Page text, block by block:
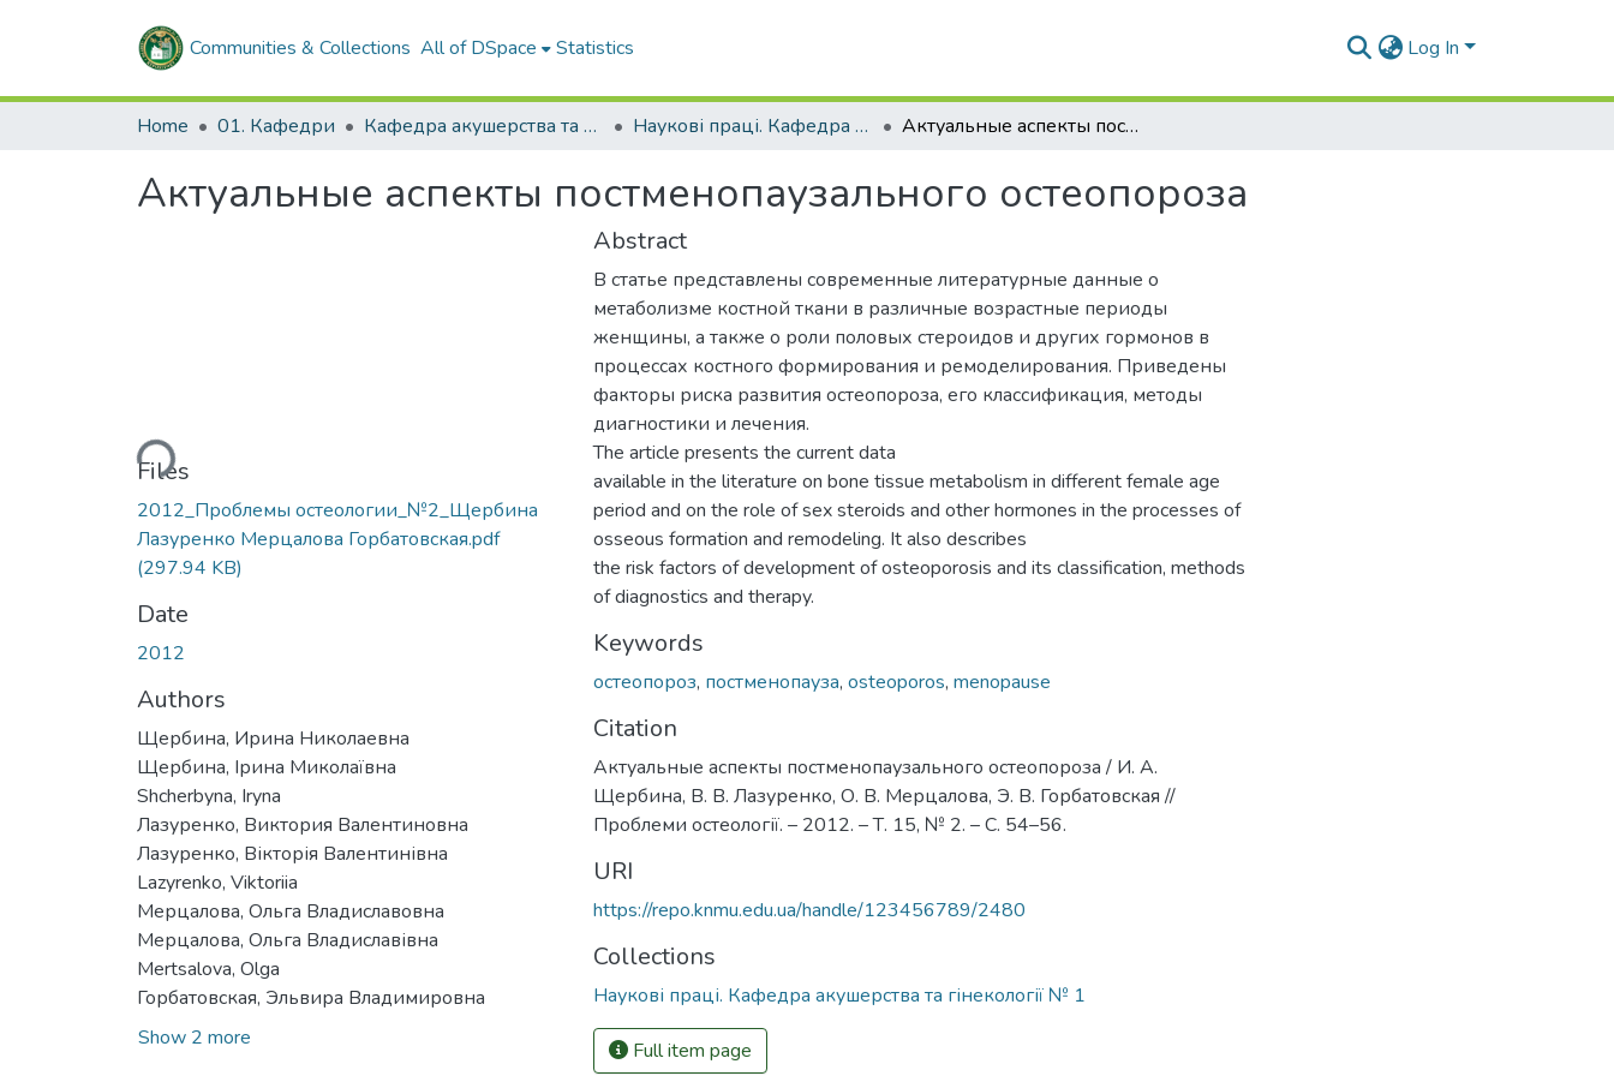
Communities & Collections All of DSpace Statistics Log In
Home 01. Кафедри Кафедра акушерства та гінекології № 1 Наукові праці. Кафедра акушерства та гінекології № 1 Актуальные аспекты постменопаузального остеопороза
Актуальные аспекты постменопаузального остеопороза
Loading...
Files
2012_Проблемы остеологии_№2_Щербина
Лазуренко Мерцалова Горбатовская.pdf
(297.94 KB)
Date
2012
Authors
Щербина, Ирина Николаевна
Щербина, Ірина Миколаївна
Shcherbyna, Iryna
Лазуренко, Виктория Валентиновна
Лазуренко, Вікторія Валентинівна
Lazyrenko, Viktoriia
Мерцалова, Ольга Владиславовна
Мерцалова, Ольга Владиславівна
Mertsalova, Olga
Горбатовская, Эльвира Владимировна
Show 2 more
Abstract
В статье представлены современные литературные данные о
метаболизме костной ткани в различные возрастные периоды
женщины, а также о роли половых стероидов и других гормонов в
процессах костного формирования и ремоделирования. Приведены
факторы риска развития остеопороза, его классификация, методы
диагностики и лечения.
The article presents the current data
available in the literature on bone tissue metabolism in different female age
period and on the role of sex steroids and other hormones in the processes of
osseous formation and remodeling. It also describes
the risk factors of development of osteoporosis and its classification, methods
of diagnostics and therapy.
Keywords
остеопороз, постменопауза, osteoporos, menopause
Citation
Актуальные аспекты постменопаузального остеопороза / И. А.
Щербина, В. В. Лазуренко, О. В. Мерцалова, Э. В. Горбатовская //
Проблеми остеології. – 2012. – Т. 15, № 2. – С. 54–56.
URI
https://repo.knmu.edu.ua/handle/123456789/2480
Collections
Наукові праці. Кафедра акушерства та гінекології № 1
Full item page